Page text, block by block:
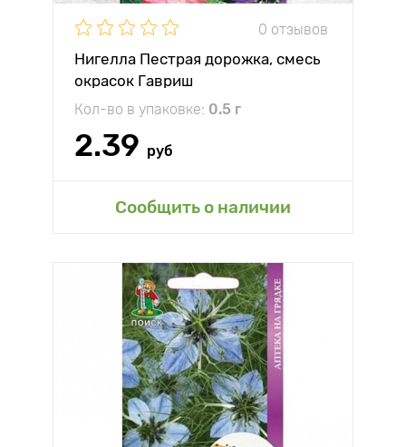
0 отзывов
Нигелла Пестрая дорожка, смесь
окрасок Гавриш
Кол-во в упаковке: 0.5 г
2.39 руб
Сообщить о наличии